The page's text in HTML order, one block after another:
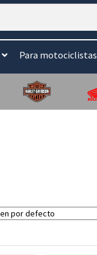
Para motociclistas